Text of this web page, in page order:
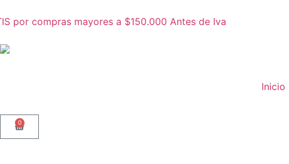
por compras mayores a $150.000 Antes de Iva
Inicio
0